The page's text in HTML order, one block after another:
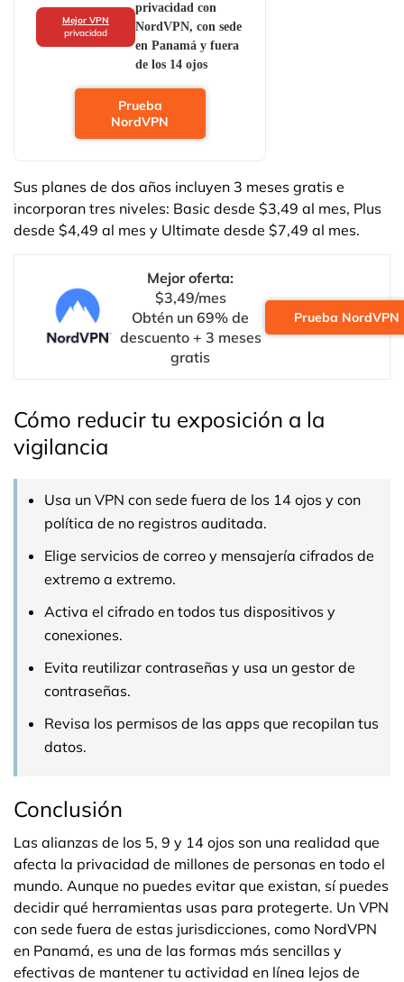
Mejor VPN
privacidad
privacidad con
NordVPN, con sede
en Panamá y fuera
de los 14 ojos
Prueba
NordVPN
Sus planes de dos años incluyen 3 meses gratis e
incorporan tres niveles: Basic desde $3,49 al mes, Plus
desde $4,49 al mes y Ultimate desde $7,49 al mes.
Mejor oferta:
$3,49/mes
Obtén un 69% de
descuento + 3 meses
gratis
Prueba NordVPN
Cómo reducir tu exposición a la
vigilancia
Usa un VPN con sede fuera de los 14 ojos y con
política de no registros auditada.
Elige servicios de correo y mensajería cifrados de
extremo a extremo.
Activa el cifrado en todos tus dispositivos y
conexiones.
Evita reutilizar contraseñas y usa un gestor de
contraseñas.
Revisa los permisos de las apps que recopilan tus
datos.
Conclusión
Las alianzas de los 5, 9 y 14 ojos son una realidad que
afecta la privacidad de millones de personas en todo el
mundo. Aunque no puedes evitar que existan, sí puedes
decidir qué herramientas usas para protegerte. Un VPN
con sede fuera de estas jurisdicciones, como NordVPN
en Panamá, es una de las formas más sencillas y
efectivas de mantener tu actividad en línea lejos de